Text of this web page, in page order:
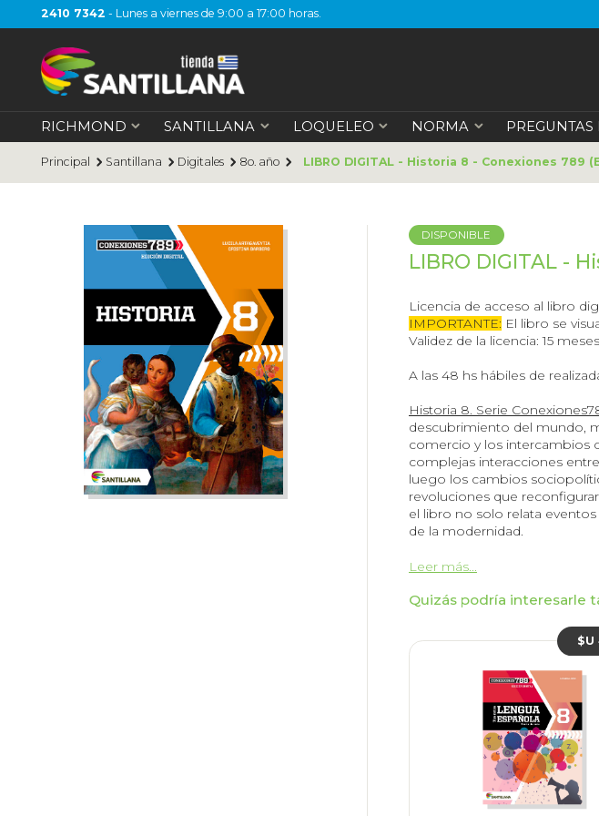
2410 7342 - Lunes a viernes de 9:00 a 17:00 horas.
RICHMOND SANTILLANA LOQUELEO NORMA PREGUNTAS
Principal Santillana Digitales 8o. año LIBRO DIGITAL - Historia 8 - Conexiones 789
DISPONIBLE
LIBRO DIGITAL -
Licencia de acceso al libro
IMPORTANTE: El libro se
Validez de la licencia: 15
A las 48 hs hábiles de
Historia 8. Serie
descubrimiento del mundo,
comercio y los intercambios
complejas interacciones
luego los cambios
revoluciones que
el libro no solo relata
de la modernidad.
Leer más...
Quizás podría interesarle
$U